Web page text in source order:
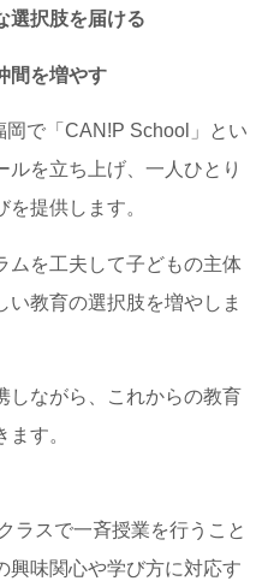
選択肢を届ける
間を増やす
で「CAN!P School」とい
ルを立ち上げ、一人ひとり
提供します。
ムを工夫して子どもの主体
教育の選択肢を増やしま
しながら、これからの教育
す。
ラスで一斉授業を行うこと
興味関心や学び方に対応す